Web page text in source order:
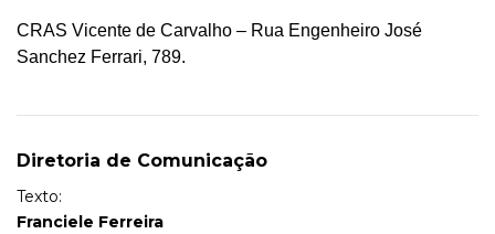
CRAS Vicente de Carvalho – Rua Engenheiro José
Sanchez Ferrari, 789.
Diretoria de Comunicação
Texto:
Franciele Ferreira